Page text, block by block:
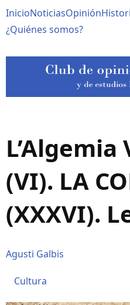
al
contenido
Navegación
principal
InicioNoticiasOpinión
¿Quiénes somos?
(VI). LA
(XXXVI).
Agusti Galbis
Cultura